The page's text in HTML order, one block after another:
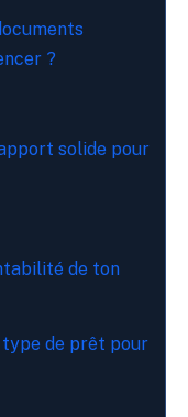
?
solide pour
de ton
type de prêt pour